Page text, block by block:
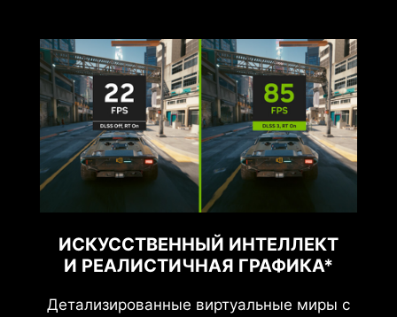
ИСКУССТВЕННЫЙ ИНТЕЛЛЕКТ
И РЕАЛИСТИЧНАЯ ГРАФИКА*
Детализированные виртуальные миры с